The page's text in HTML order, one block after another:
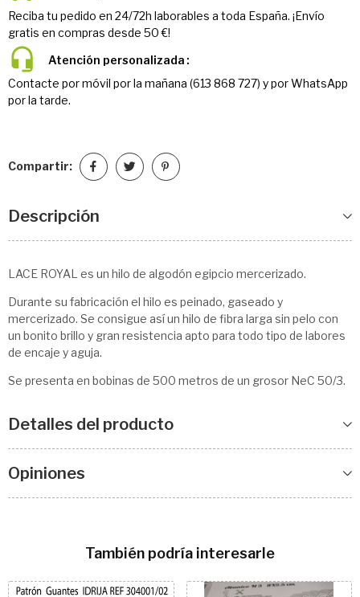
Reciba tu pedido en 24/72h laborables a toda España. ¡Envío
gratis en compras desde 50 €!
Atención personalizada
Contacte por móvil por la mañana (613 868 727) y por WhatsApp
por la tarde.
Compartir:
Descripción
LACE ROYAL es un hilo de algodón egipcio mercerizado.
Durante su fabricación el hilo es peinado, gaseado y
mercerizado. Se consigue así un hilo de fibra larga sin pelo con
un bonito brillo y gran resistencia apto para todo tipo de labores
de encaje y aguja.
Se presenta en bobinas de 500 metros de un grosor NeC 50/3.
Detalles del producto
Opiniones
También podría interesarle